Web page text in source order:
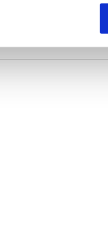
runder Dichtring
Schnurstärke